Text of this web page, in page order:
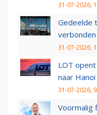
31-07-2026,
Gedeelde
31-07-2026,
LOT
naar Hanoi
31-07-2026,
Voormalig